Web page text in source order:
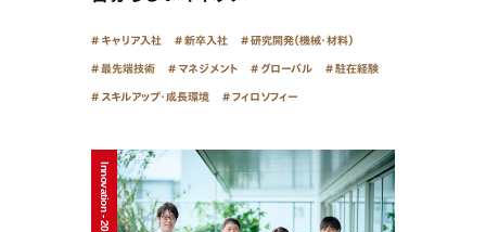
キャリア入社 新卒入社 研究開発（機械・材料）
最先端技術 マネジメント グローバル 駐在経験
スキルアップ・成長環境 フィロソフィー